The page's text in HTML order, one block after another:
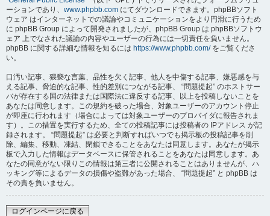
ーションであり、 www.phpbb.com にてダウンロードできます。phpBBソフト
ウェア はインターネットでの議論やコミュニケーションをより円滑に行うため
に phpBB Group によって開発されましたが、phpBB Group は phpBBソフトウ
ェア 上でなされた議論の内容やユーザーの行為には一切責任を負いません。
phpBB に関する詳細な情報を知るには https://www.phpbb.com/をご覧くださ
い。
口汚い記事、猥褻な言葉、品性を欠く記事、他人を中傷する記事、嫌悪感を与
える記事、脅迫的な記事、性的差別につながる記事、 “問題提起” のホストサー
バが存在する国の法律または国際法に違反する記事、以上を投稿しないことを
あなたは同意します。この規約を破った場合、対象ユーザーのアカウント停止
が即座に行われます（場合によっては対象ユーザーのプロバイダに報告されま
す）。この措置を実行するため、全ての投稿記事には投稿者の IPアドレス が記
録されます。 “問題提起” は必要と判断すればいつでも掲示板の投稿記事を削
除、編集、移動、凍結、閉鎖できることをあなたは同意します。あなたが掲示
板で入力した情報はデータベースに保管されることをあなたは同意します。あ
なたの同意がない限りこの情報は第三者に公開されることはありませんが、ハ
ッキング等によるデータの損傷や盗難があった場合、 “問題提起” と phpBB は
その責を負いません。
ログインページに戻る